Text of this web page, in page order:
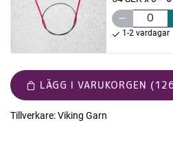
1-2 vardagar
LÄGG I VARUKORGEN
Tillverkare:Viking Garn